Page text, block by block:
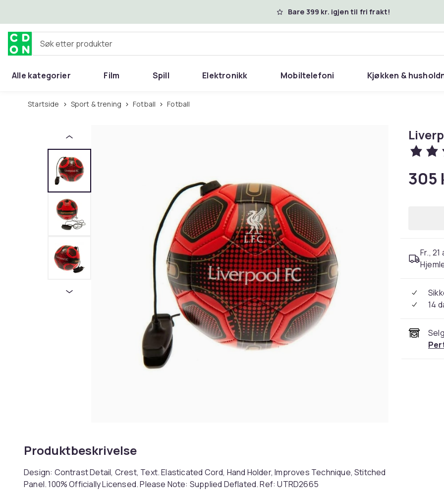
Bare 399 kr. igjen til fri frakt!
Søk etter produkter
Alle kategorier Film Spill Elektronikk Mobiltelefoni Kjøkken &
Startside Sport & trening Fotball Fotball
Produktbeskrivelse
Design: Contrast Detail, Crest, Text. Elasticated Cord, Hand Holder, Improves Technique, Stitched
Panel. 100% Officially Licensed. Please Note: Supplied Deflated. Ref: UTRD2665
305
Fr., 21
14